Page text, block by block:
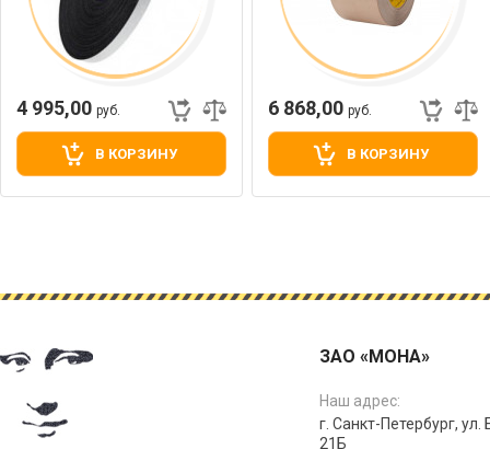
4 995,00 руб.
В КОРЗИНУ
6 868,00 руб.
В КОРЗИНУ
ЗАО «МОНА»
Наш адрес:
г. Санкт-Петербург,
21Б